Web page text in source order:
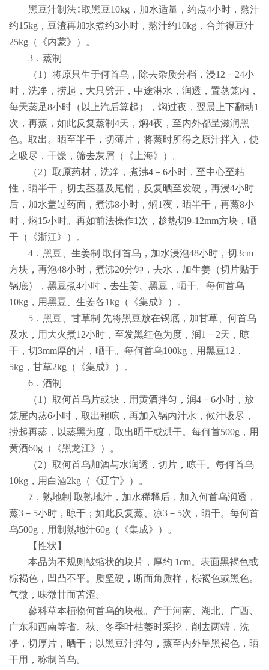
黑豆汁制法∶ 取黑豆10kg ，加水适量，约点4小时，熬汁
约15kg ，豆渣再加水煮约3小时，熬汁约10kg ，合并得豆汁
25kg （《内蒙》）。
3 ．蒸制
（1 ）将原只生于何首乌，除去杂质分档，浸12 － 24小
时，洗净，捞起，大只劈开，中途淋水，润透，置蒸笼内，
每天蒸足8小时（以上汽后算起），焖过夜，翌晨上下翻动1
次，再蒸，如此反复蒸制 4天，焖4夜，至内外都呈滋润黑
色。取出。晒至半干，切薄片，将蒸时所得之原汁拌入，使
之吸尽，干燥，筛去灰屑（《上海》）。
（2）取原药材，洗净，煮沸4 － 6小时，至中心至粘
性，晒半干，切去茎基及尾梢，反复晒至发硬，再浸4小时
后，加水盖过药面，煮沸8小时，焖1夜，晒半干，再蒸8小
时，焖15小时。再如前法操作1 次，趁热切9-12mm方块，晒
干（《浙江》）。
4 ．黑豆、生姜制 取何首乌，加水浸泡48小时，切3cm
方块，再泡48小时，煮沸20分钟，去水，加生姜（切片贴于
锅底），黑豆煮4小时，去生姜、黑豆，晒干。每何首乌
10kg ，用黑豆、生姜各1kg （《集成》）。
5 ．黑豆、甘草制 先将黑豆放在锅底，加甘草、何首乌
及水，用大火煮12小时，至发黑红色为度，润1 － 2天，晾
干，切3mm厚的片，晒干。每何首乌100kg ，用黑豆12 ．
5kg ，甘草2kg （《集成》）。
6 ．酒制
（1 ）取何首乌片或块，用黄酒拌匀，润4 － 6小时，放
笼屉内蒸6小时，取出稍晾，再加入锅内汁水，候汁吸尽，
捞起再蒸，以蒸黑为度，取出晒干或烘干。每何首500g ，用
黄酒60g （《黑龙江》）。
（2）取何首乌加酒与水润透，切片，晾干。每何首乌
10kg ，用白酒2kg （《辽宁》）。
7 ．熟地制 取熟地汁，加水稀释后，加入何首乌润透，
蒸3 － 5小时，晾干；如此反复蒸、凉3 － 5次，晒干。每何首
乌500g ，用制熟地汁60g （《集成》）。
【性状】
本品为不规则皱缩状的块片，厚约 1cm。表面黑褐色或
棕褐色，凹凸不平。质坚硬，断面角质样，棕褐色或黑色。
气微，味微甘而苦涩。
蓼科草本植物何首乌的块根。产于河南、湖北、广西、
广东和西南等省。秋、冬季叶枯萎时采挖，削去两端，洗
净，切厚片，晒干；以黑豆汁拌匀，蒸至内外呈黑褐色，晒
干用，称制首乌。